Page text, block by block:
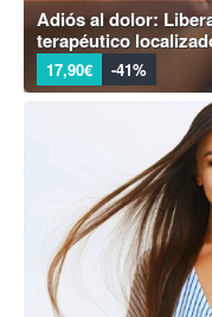
Adiós al dolor:
terapéutico
17,90€ -41%